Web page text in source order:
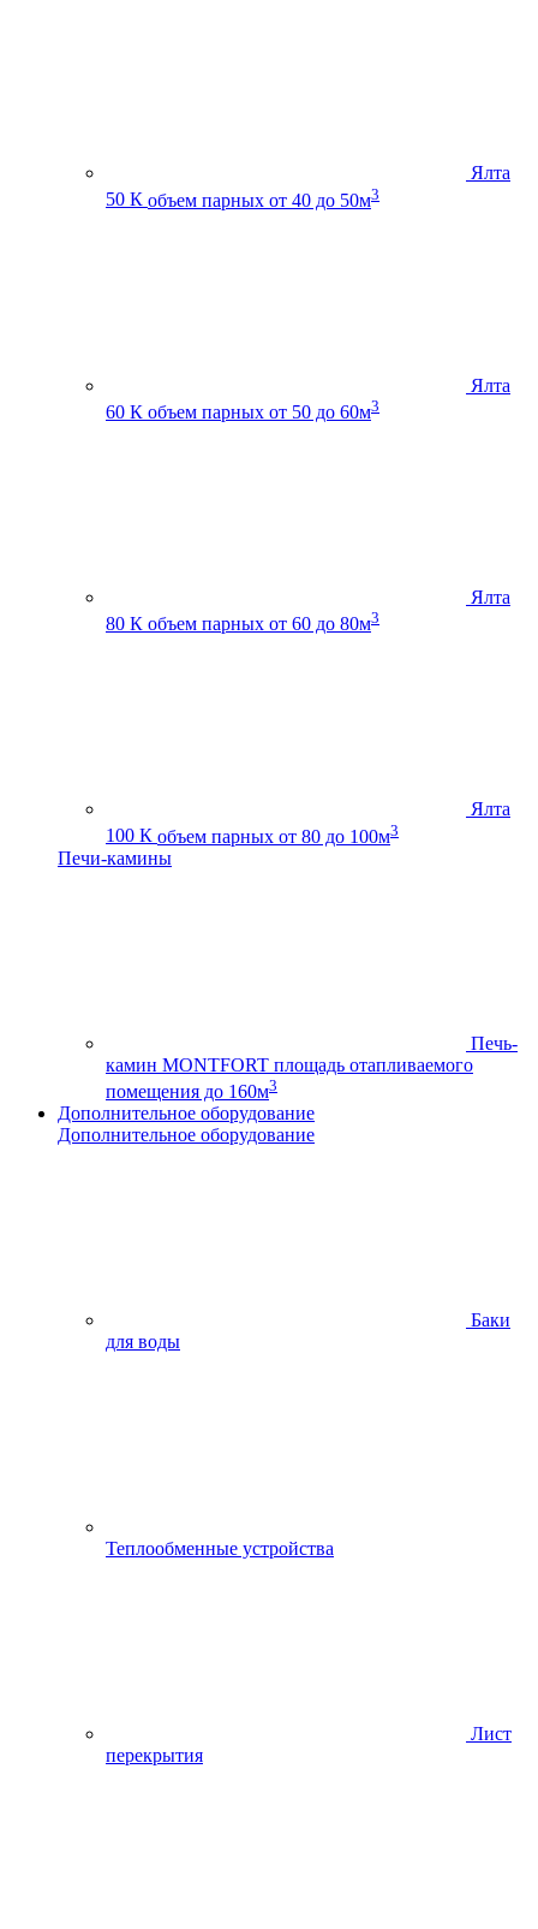
Ялта
50 К объем парных от 40 до 50м3
Ялта
60 К объем парных от 50 до 60м3
Ялта
80 К объем парных от 60 до 80м3
Ялта
100 К объем парных от 80 до 100м3
Печи-камины
Печь-
камин MONTFORT площадь отапливаемого
помещения до 160м3
Дополнительное оборудование
Дополнительное оборудование
Баки
для воды
Теплообменные устройства
Лист
перекрытия